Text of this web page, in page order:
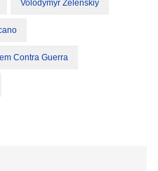
Volodymyr Zelenskiy
Contra Guerra